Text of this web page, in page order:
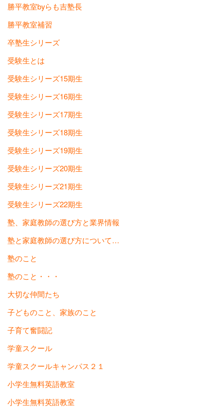
勝平教室byらも吉塾長
勝平教室補習
卒塾生シリーズ
受験生とは
受験生シリーズ15期生
受験生シリーズ16期生
受験生シリーズ17期生
受験生シリーズ18期生
受験生シリーズ19期生
受験生シリーズ20期生
受験生シリーズ21期生
受験生シリーズ22期生
塾、家庭教師の選び方と業界情報
塾と家庭教師の選び方について…
塾のこと
塾のこと・・・
大切な仲間たち
子どものこと、家族のこと
子育て奮闘記
学童スクール
学童スクールキャンパス２１
小学生無料英語教室
小学生無料英語教室